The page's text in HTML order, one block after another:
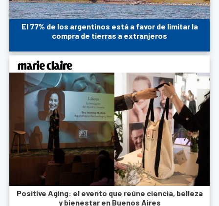
El 77% de los argentinos está a favor de limitar la
compra de tierras a extranjeros
Positive Aging: el evento que reúne ciencia, belleza
y bienestar en Buenos Aires